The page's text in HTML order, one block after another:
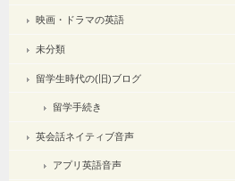
映画・ドラマの英語
未分類
留学生時代の(旧)ブログ
留学手続き
英会話ネイティブ音声
アプリ英語音声